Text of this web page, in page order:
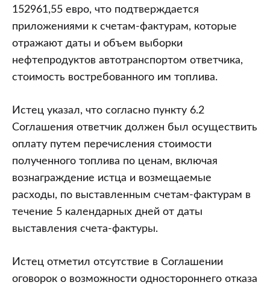
152961,55 евро, что подтверждается
приложениями к счетам-фактурам, которые
отражают даты и объем выборки
нефтепродуктов автотранспортом ответчика,
стоимость востребованного им топлива.
Истец указал, что согласно пункту 6.2
Соглашения ответчик должен был осуществить
оплату путем перечисления стоимости
полученного топлива по ценам, включая
вознаграждение истца и возмещаемые
расходы, по выставленным счетам-фактурам в
течение 5 календарных дней от даты
выставления счета-фактуры.
Истец отметил отсутствие в Соглашении
оговорок о возможности одностороннего отказа